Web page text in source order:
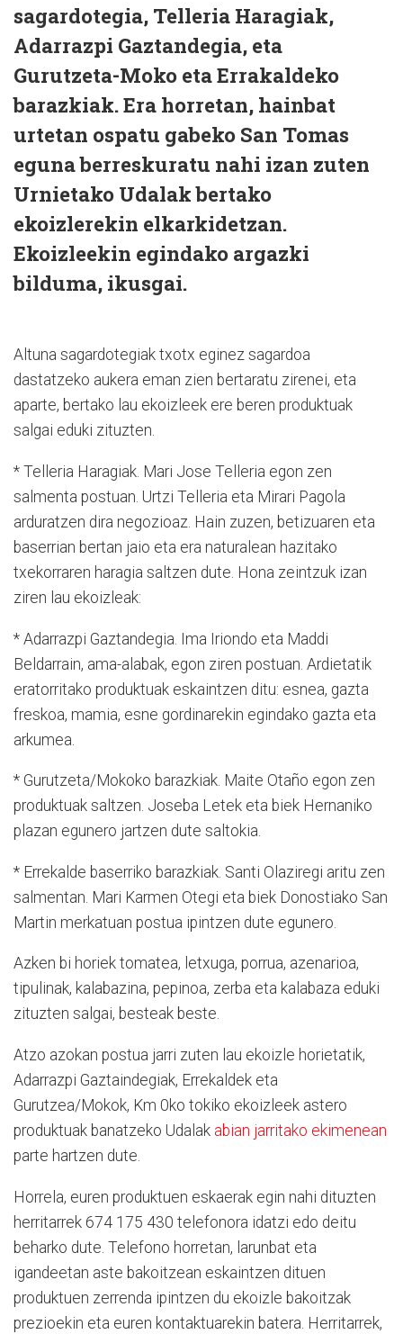
sagardotegia, Telleria Haragiak,
Adarrazpi Gaztandegia, eta
Gurutzeta-Moko eta Errakaldeko
barazkiak. Era horretan, hainbat
urtetan ospatu gabeko San Tomas
eguna berreskuratu nahi izan zuten
Urnietako Udalak bertako
ekoizlerekin elkarkidetzan.
Ekoizleekin egindako argazki
bilduma, ikusgai.
Altuna sagardotegiak txotx eginez sagardoa
dastatzeko aukera eman zien bertaratu zirenei, eta
aparte, bertako lau ekoizleek ere beren produktuak
salgai eduki zituzten.
* Telleria Haragiak. Mari Jose Telleria egon zen
salmenta postuan. Urtzi Telleria eta Mirari Pagola
arduratzen dira negozioaz. Hain zuzen, betizuaren eta
baserrian bertan jaio eta era naturalean hazitako
txekorraren haragia saltzen dute. Hona zeintzuk izan
ziren lau ekoizleak:
* Adarrazpi Gaztandegia. Ima Iriondo eta Maddi
Beldarrain, ama-alabak, egon ziren postuan. Ardietatik
eratorritako produktuak eskaintzen ditu: esnea, gazta
freskoa, mamia, esne gordinarekin egindako gazta eta
arkumea.
* Gurutzeta/Mokoko barazkiak. Maite Otaño egon zen
produktuak saltzen. Joseba Letek eta biek Hernaniko
plazan egunero jartzen dute saltokia.
* Errekalde baserriko barazkiak. Santi Olaziregi aritu zen
salmentan. Mari Karmen Otegi eta biek Donostiako San
Martin merkatuan postua ipintzen dute egunero.
Azken bi horiek tomatea, letxuga, porrua, azenarioa,
tipulinak, kalabazina, pepinoa, zerba eta kalabaza eduki
zituzten salgai, besteak beste.
Atzo azokan postua jarri zuten lau ekoizle horietatik,
Adarrazpi Gaztaindegiak, Errekaldek eta
Gurutzea/Mokok, Km 0ko tokiko ekoizleek astero
produktuak banatzeko Udalak abian jarritako ekimenean
parte hartzen dute.
Horrela, euren produktuen eskaerak egin nahi dituzten
herritarrek 674 175 430 telefonora idatzi edo deitu
beharko dute. Telefono horretan, larunbat eta
igandeetan aste bakoitzean eskaintzen dituen
produktuen zerrenda ipintzen du ekoizle bakoitzak
prezioekin eta euren kontaktuarekin batera. Herritarrek,